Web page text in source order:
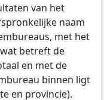
van het
naam
met het
betreft de
en met de
binnen ligt
en provincie).